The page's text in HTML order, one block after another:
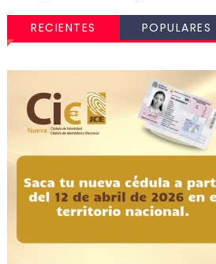
RECIENTES POPULARES